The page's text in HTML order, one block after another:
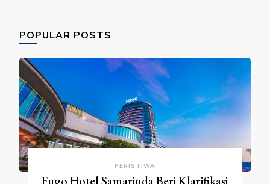
POPULAR POSTS
PERISTIWA
Fugo Hotel Samarinda Beri Klarifikasi